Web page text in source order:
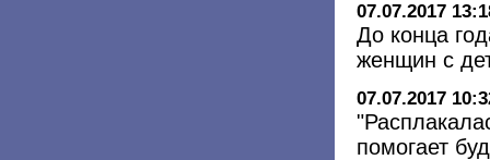
07.07.2017
До конца
женщин с
07.07.2017
помогает